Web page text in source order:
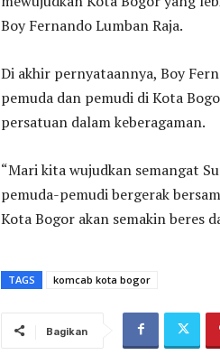
Boy Fernando Lumban Raja.
Di akhir pernyataannya, Boy
pemuda dan pemudi di Kota
persatuan dalam keberagaman.
“Mari kita wujudkan semangat
pemuda-pemudi bergerak
Kota Bogor akan semakin beres
TAGS komcab kota bogor
Bagikan